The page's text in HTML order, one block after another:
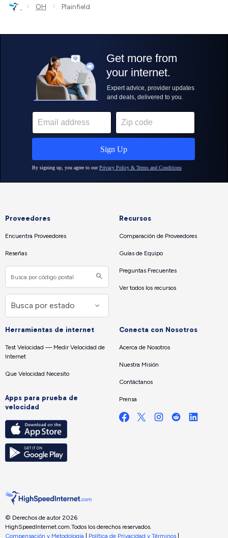
› OH › Plainfield
Proveedores
Encuentra Proveedores
Reseñas
Recursos
Comparación de Proveedores
Guías de Equipo
Preguntas Frecuentes
Ver todos los recursos
Herramientas de internet
Test Velocidad — Medir Velocidad de
Internet
Que Velocidad Necesito
Apps para prueba de
velocidad
Conecta con Nosotros
Acerca de Nosotros
Nuestra Misión
Contáctanos
Prensa
© Derechos de autor 2026
HighSpeedInternet.com. Todos los derechos reservados.
Compensación y Metodología
Política de Privacidad y Términos